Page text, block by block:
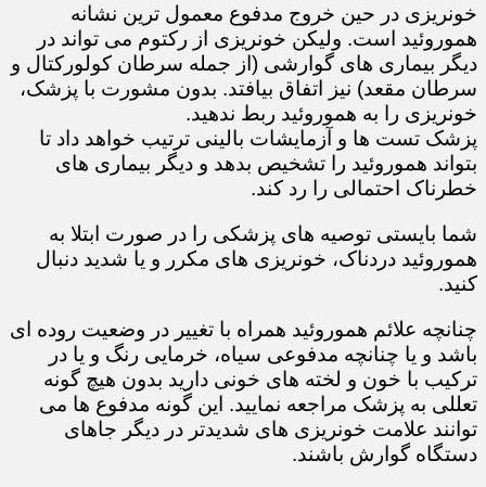
خونریزی در حین خروج مدفوع معمول ترین نشانه
هموروئید است. ولیکن خونریزی از رکتوم می تواند در
دیگر بیماری های گوارشی (از جمله سرطان کولورکتال و
سرطان مقعد) نیز اتفاق بیافتد. بدون مشورت با پزشک،
خونریزی را به هموروئید ربط ندهید.
پزشک تست ها و آزمایشات بالینی ترتیب خواهد داد تا
بتواند هموروئید را تشخیص بدهد و دیگر بیماری های
خطرناک احتمالی را رد کند.
شما بایستی توصیه های پزشکی را در صورت ابتلا به
هموروئید دردناک، خونریزی های مکرر و یا شدید دنبال
کنید.
چنانچه علائم هموروئید همراه با تغییر در وضعیت روده ای
باشد و یا چنانچه مدفوعی سیاه، خرمایی رنگ و یا در
ترکیب با خون و لخته های خونی دارید بدون هیچ گونه
تعللی به پزشک مراجعه نمایید. این گونه مدفوع ها می
توانند علامت خونریزی های شدیدتر در دیگر جاهای
دستگاه گوارش باشند.